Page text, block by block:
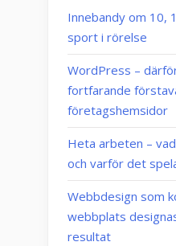
Innebandy om 10,
sport i rörelse
WordPress –
fortfarande
företagshemsidor
Heta arbeten –
och varför det
Webbdesign som
webbplats
resultat